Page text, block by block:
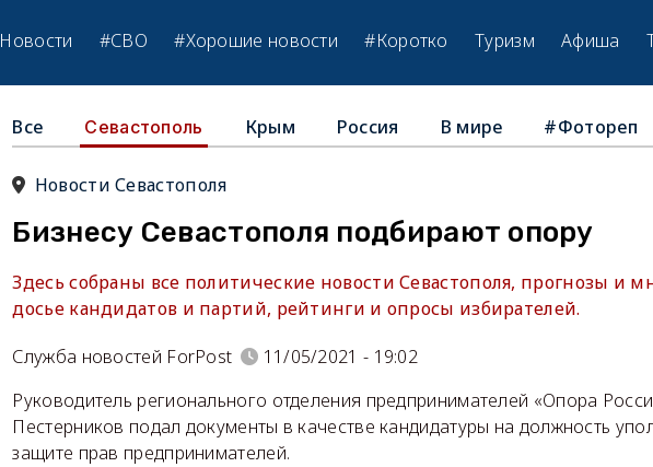
Новости #СВО #Хорошие новости #Коротко Туризм Афиша
Все Севастополь Крым Россия В мире #Фотореп
Новости Севастополя
Бизнесу Севастополя подбирают опору
Здесь собраны все политические новости Севастополя, прогнозы и
досье кандидатов и партий, рейтинги и опросы избирателей.
Служба новостей ForPost
11/05/2021 - 19:02
Руководитель регионального отделения предпринимателей «Опора
Пестерников подал документы в качестве кандидатуры на должность
защите прав предпринимателей.